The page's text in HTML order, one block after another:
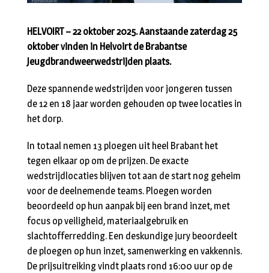
HELVOIRT – 22 oktober 2025. Aanstaande zaterdag 25
oktober vinden in Helvoirt de Brabantse
Jeugdbrandweerwedstrijden plaats.
Deze spannende wedstrijden voor jongeren tussen
de 12 en 18 jaar worden gehouden op twee locaties in
het dorp.
In totaal nemen 13 ploegen uit heel Brabant het
tegen elkaar op om de prijzen. De exacte
wedstrijdlocaties blijven tot aan de start nog geheim
voor de deelnemende teams. Ploegen worden
beoordeeld op hun aanpak bij een brand inzet, met
focus op veiligheid, materiaalgebruik en
slachtofferredding. Een deskundige jury beoordeelt
de ploegen op hun inzet, samenwerking en vakkennis.
De prijsuitreiking vindt plaats rond 16:00 uur op de